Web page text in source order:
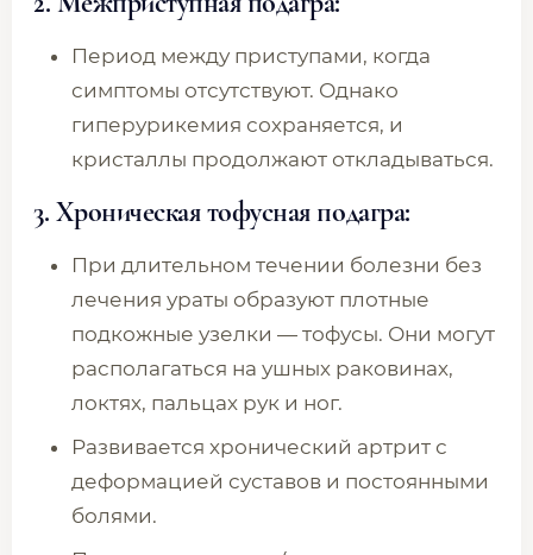
Период между приступами, когда
симптомы отсутствуют. Однако
гиперурикемия сохраняется, и
кристаллы продолжают откладываться.
3. Хроническая тофусная подагра:
При длительном течении болезни без
лечения ураты образуют плотные
подкожные узелки — тофусы. Они могут
располагаться на ушных раковинах,
локтях, пальцах рук и ног.
Развивается хронический артрит с
деформацией суставов и постоянными
болями.